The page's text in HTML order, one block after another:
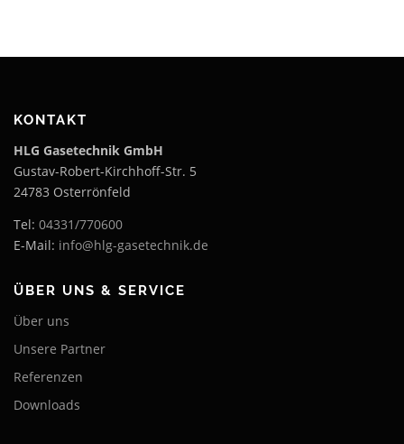
KONTAKT
HLG Gasetechnik GmbH
Gustav-Robert-Kirchhoff-Str. 5
24783 Osterrönfeld
Tel: 04331/770600
E-Mail: info@hlg-gasetechnik.de
ÜBER UNS & SERVICE
Über uns
Unsere Partner
Referenzen
Downloads